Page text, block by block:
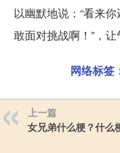
以幽默地说：“看来
敢面对挑战啊！”，让
网络标签
上一篇
女兄弟什么梗？什么